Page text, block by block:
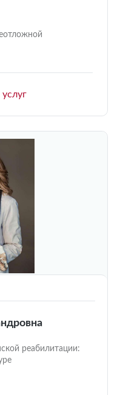
реабилитации: